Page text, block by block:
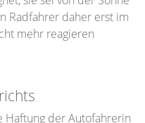
Radfahrer daher erst im
mehr reagieren
Haftung der Autofahrerin